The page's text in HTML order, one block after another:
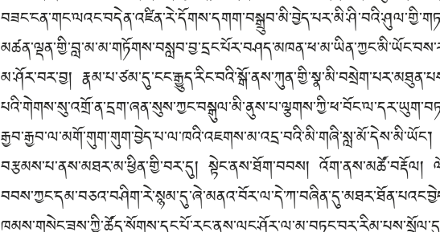
མ་ཤོར་བར་བྱ།
བརྩམས་པ་ནས་མཐར་མ་ཕྱིན་གྱི་བར་དུ། སྟེང་ནས་ཐོག་བབས།